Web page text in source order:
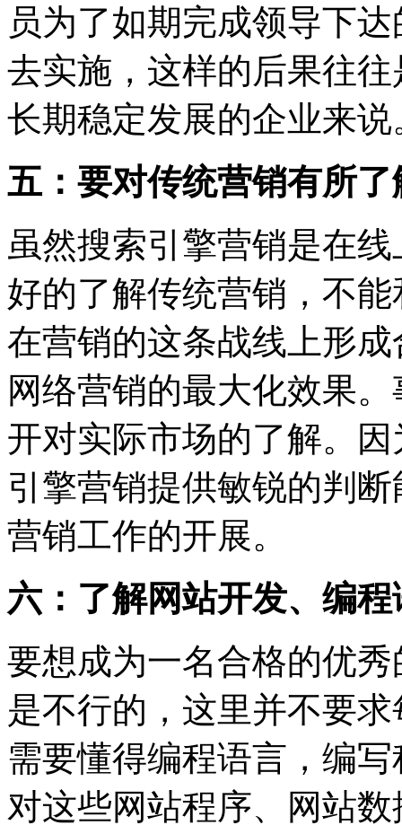
员为了如期完成领导下
去实施，这样的后果往
长期稳定发展的企业来说
五：要对传统营销有所了
虽然搜索引擎营销是在
好的了解传统营销，不
在营销的这条战线上形
网络营销的最大化效果
开对实际市场的了解。
引擎营销提供敏锐的判
营销工作的开展。
六：了解网站开发、编
要想成为一名合格的优
是不行的，这里并不要
需要懂得编程语言，编
对这些网站程序、网站